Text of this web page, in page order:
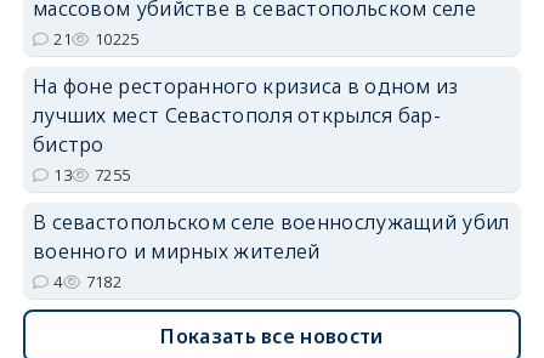
массовом убийстве в севастопольском селе
21 10225
На фоне ресторанного кризиса в одном из
лучших мест Севастополя открылся бар-
бистро
13 7255
В севастопольском селе военнослужащий убил
военного и мирных жителей
4 7182
Показать все новости